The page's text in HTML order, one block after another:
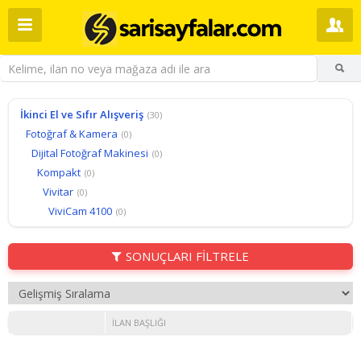
İkinci El ve Sıfır Alışveriş (30)
Fotoğraf & Kamera (0)
Dijital Fotoğraf Makinesi (0)
Kompakt (0)
Vivitar (0)
ViviCam 4100 (0)
SONUÇLARI FİLTRELE
İLAN BAŞLIĞI